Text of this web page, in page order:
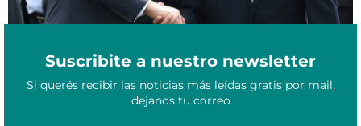
Suscribite a nuestro newsletter
Si querés recibir las noticias más leídas gratis por mail,
dejanos tu correo